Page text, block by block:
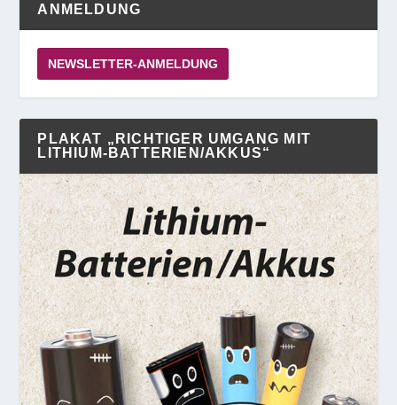
ANMELDUNG
NEWSLETTER-ANMELDUNG
PLAKAT „RICHTIGER UMGANG MIT
LITHIUM-BATTERIEN/AKKUS“